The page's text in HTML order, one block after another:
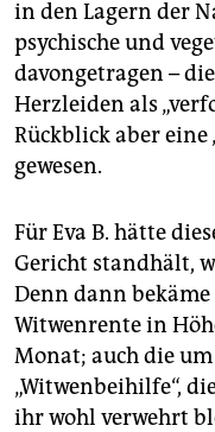
in den Lagern der
psychische und
davongetragen –
Herzleiden als
Rückblick aber
gewesen.
Für Eva B. hätte
Gericht standhält,
Denn dann
Witwenrente in
Monat; auch die
„Witwenbeihilfe“,
ihr wohl verwehrt